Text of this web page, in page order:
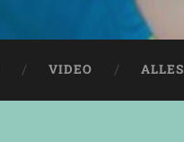
VIDEO ALLES